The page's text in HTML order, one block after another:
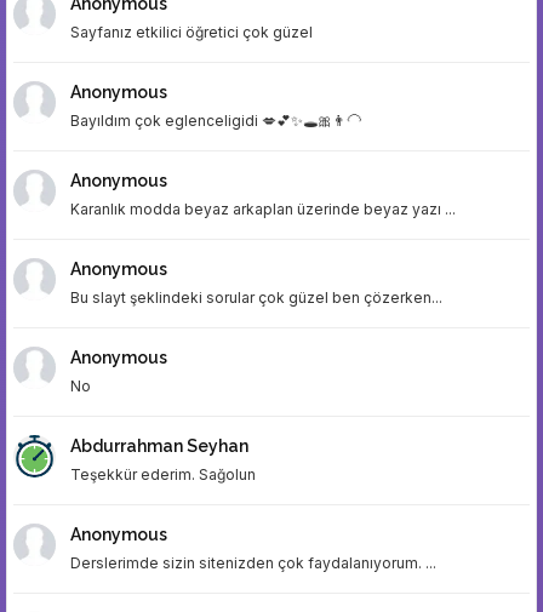
Sayfanız etkilici öğretici çok güzel
Anonymous
Bayıldım çok eglenceligidi 💋💕✨🕳🎀👨‍🦲
Anonymous
Karanlık modda beyaz arkaplan üzerinde beyaz yazı ...
Anonymous
Bu slayt şeklindeki sorular çok güzel ben çözerken...
Anonymous
No
Abdurrahman Seyhan
Teşekkür ederim. Sağolun
Anonymous
Derslerimde sizin sitenizden çok faydalanıyorum. ...